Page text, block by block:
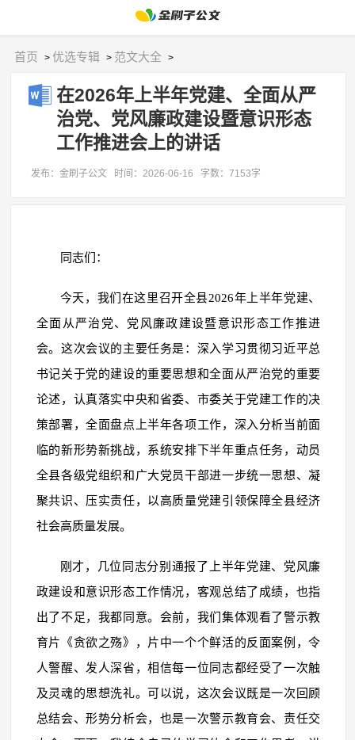
首页 >优选专辑 > 范文大全 >
在2026年上半年党建、全面从严
治党、党风廉政建设暨意识形态
工作推进会上的讲话
发布：金刷子公文 时间：2026-06-16 字数：7153字
同志们：
今天，我们在这里召开全县2026年上半年党建、
全面从严治党、党风廉政建设暨意识形态工作推进
会。这次会议的主要任务是：深入学习贯彻习近平总
书记关于党的建设的重要思想和全面从严治党的重要
论述，认真落实中央和省委、市委关于党建工作的决
策部署，全面盘点上半年各项工作，深入分析当前面
临的新形势新挑战，系统安排下半年重点任务，动员
全县各级党组织和广大党员干部进一步统一思想、凝
聚共识、压实责任，以高质量党建引领保障全县经济
社会高质量发展。
刚才，几位同志分别通报了上半年党建、党风廉
政建设和意识形态工作情况，客观总结了成绩，也指
出了不足，我都同意。会前，我们集体观看了警示教
育片《贪欲之殇》，片中一个个鲜活的反面案例，令
人警醒、发人深省，相信每一位同志都经受了一次触
及灵魂的思想洗礼。可以说，这次会议既是一次回顾
总结会、形势分析会，也是一次警示教育会、责任交